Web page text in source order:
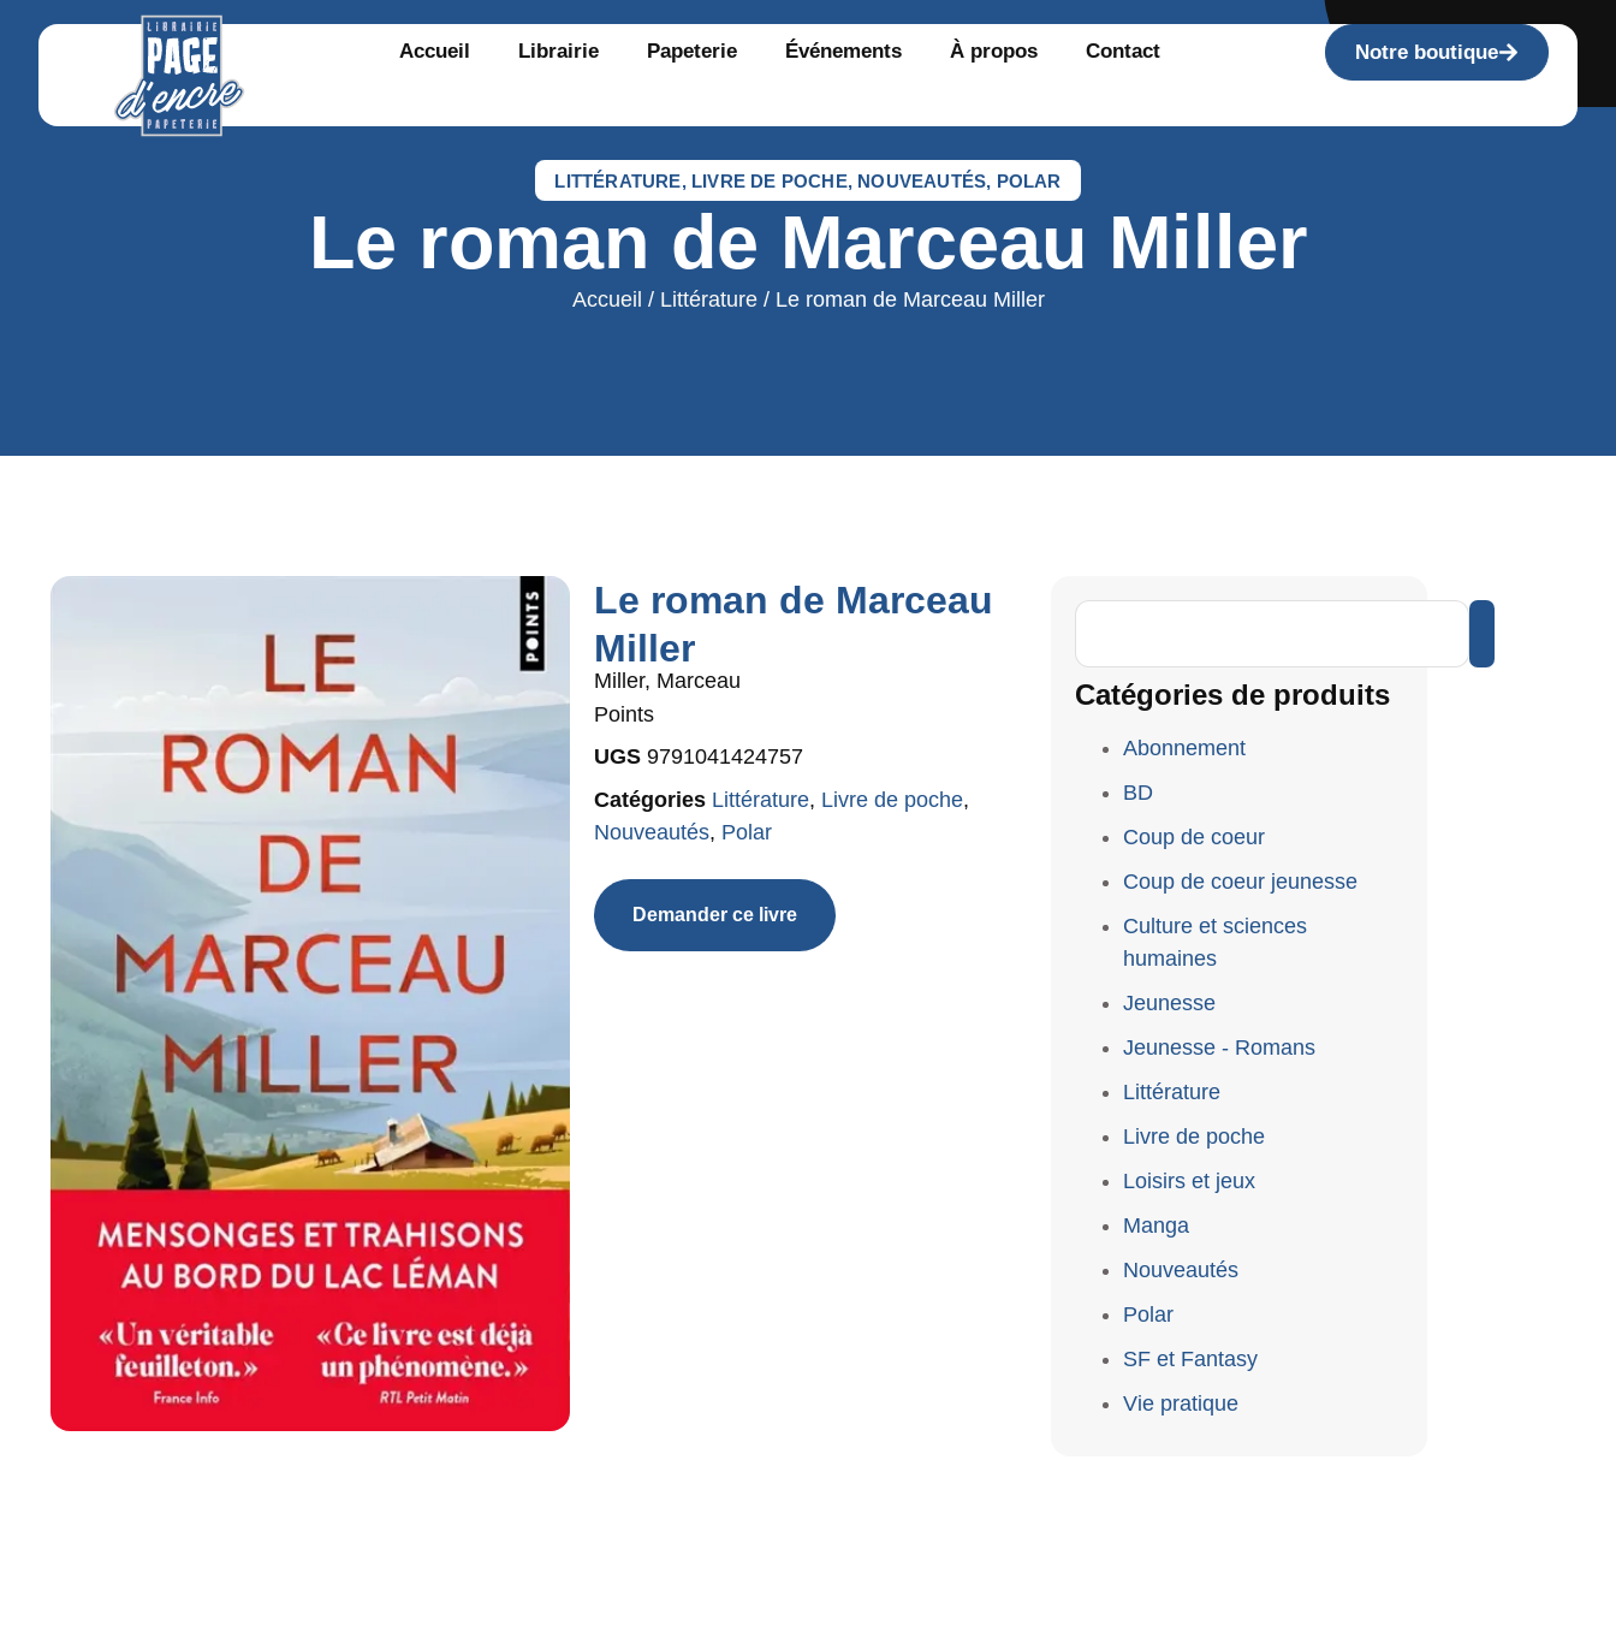
Accueil Librairie Papeterie Événements À propos Contact Notre boutique
LITTÉRATURE, LIVRE DE POCHE, NOUVEAUTÉS, POLAR
Le roman de Marceau Miller
Accueil / Littérature/ Le roman de Marceau Miller
Le roman de Marceau
Miller
Miller, Marceau
Points
UGS 9791041424757
Catégories Littérature, Livre de poche,
Nouveautés, Polar
Demander ce livre
Catégories de produits
Abonnement
BD
Coup de coeur
Coup de coeur jeunesse
Culture et sciences
humaines
Jeunesse
Jeunesse - Romans
Littérature
Livre de poche
Loisirs et jeux
Manga
Nouveautés
Polar
SF et Fantasy
Vie pratique